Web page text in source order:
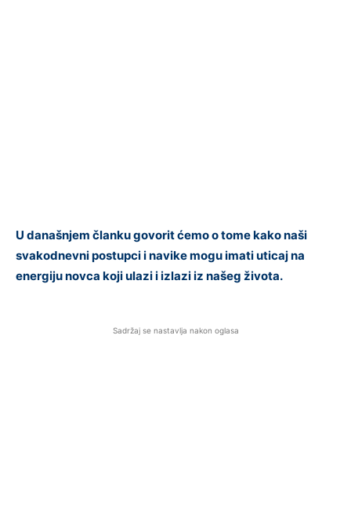
U današnjem članku govorit ćemo o tome kako naši
svakodnevni postupci i navike mogu imati uticaj na
energiju novca koji ulazi i izlazi iz našeg života.
Sadržaj se nastavlja nakon oglasa